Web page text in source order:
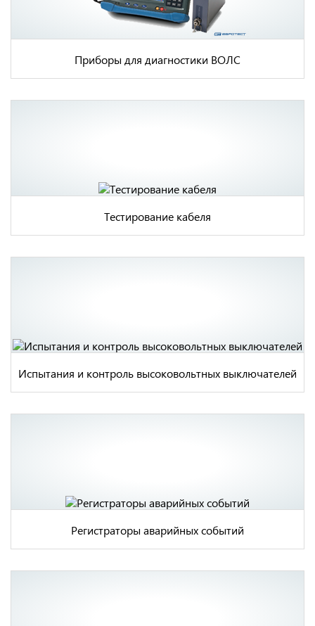
Приборы для диагностики ВОЛС
Тестирование кабеля
Испытания и контроль высоковольтных выключателей
Регистраторы аварийных событий